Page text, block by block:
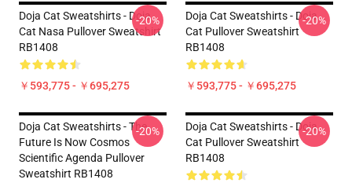
Doja Cat Sweatshirts - Doja
Cat Nasa Pullover Sweatshirt
RB1408
￥593,775 - ￥695,275
-20%
Doja Cat Sweatshirts - Doja
Cat Pullover Sweatshirt
RB1408
￥593,775 - ￥695,275
-20%
Doja Cat Sweatshirts - The
Future Is Now Cosmos
Scientific Agenda Pullover
Sweatshirt RB1408
-20%
Doja Cat Sweatshirts - Doja
Cat Pullover Sweatshirt
RB1408
-20%